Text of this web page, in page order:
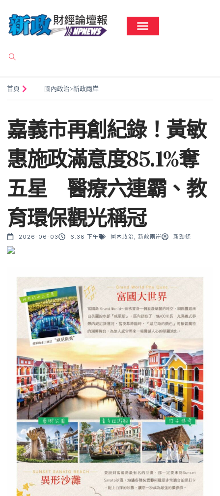
首頁 國內政治>新政兩岸
嘉義市再創紀錄！黃敏
惠施政滿意度85.1%奪
五星 醫療六連霸、教
育環保觀光稱冠
2026-06-03 6:38 下午 國內政治 新政兩岸 新頭條